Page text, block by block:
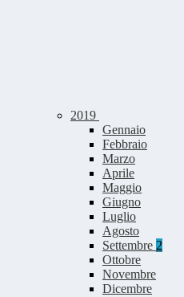
2019
Gennaio
Febbraio
Marzo
Aprile
Maggio
Giugno
Luglio
Agosto
Settembre 2
Ottobre
Novembre
Dicembre